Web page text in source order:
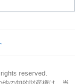
reserved.